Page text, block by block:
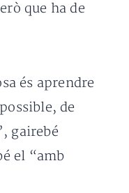
que ha de
és aprendre
de
gairebé
el “amb